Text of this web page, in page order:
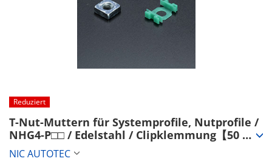
Reduziert
T-Nut-Muttern für Systemprofile, Nutprofile /
NHG4-P□□ / Edelstahl / Clipklemmung【50
Stück】 (NHG-08-5-P50)
NIC AUTOTEC